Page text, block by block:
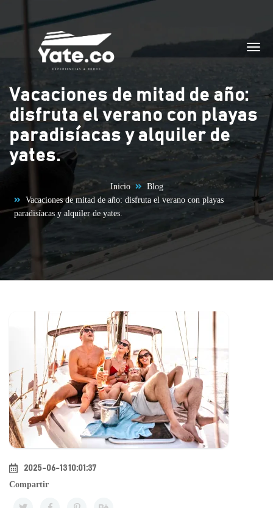
Saltar al contenido
Vacaciones de mitad de año:
disfruta el verano con playas
paradisíacas y alquiler de
yates.
Inicio
Blog
Vacaciones de mitad de año: disfruta el verano con playas
paradisíacas y alquiler de yates.
2025-06-13 10:01:37
Compartir